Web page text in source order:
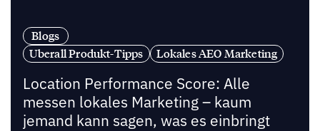
Blogs
Uberall Produkt-Tipps
Lokales AEO Marketing
Location Performance Score: Alle
messen lokales Marketing – kaum
jemand kann sagen, was es einbringt